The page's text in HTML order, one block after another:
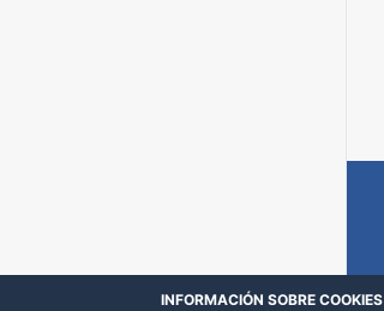
INFORMACIÓN SOBRE COOKIES